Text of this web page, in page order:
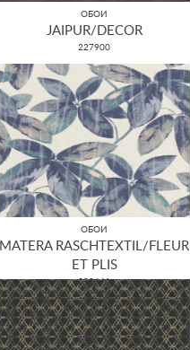
ОБОИ
JAIPUR/DECOR
227900
ОБОИ
MATERA RASCHTEXTIL/FLEUR
ET PLIS
298641